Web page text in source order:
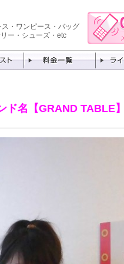
ス・ワンピース・バッグ
ー・シューズ・etc
ド名【GRAND TABLE